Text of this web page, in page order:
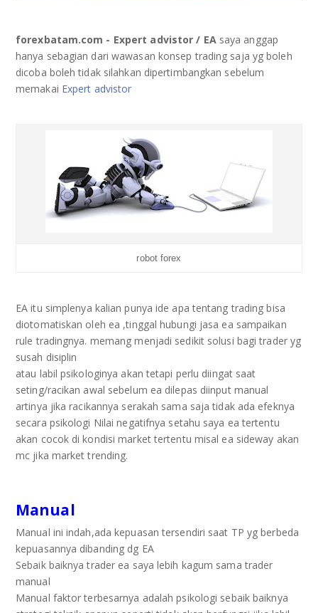
ICMARKET
HEADWAY
MEEFX
ANALISA
forexbatam.com - Expert advistor / EA saya anggap
hanya sebagian dari wawasan konsep trading saja yg boleh
dicoba boleh tidak silahkan dipertimbangkan sebelum
memakai Expert advistor
robot forex
EA itu simplenya kalian punya ide apa tentang trading bisa
diotomatiskan oleh ea ,tinggal hubungi jasa ea sampaikan
rule tradingnya. memang menjadi sedikit solusi bagi trader yg
susah disiplin
atau labil psikologinya akan tetapi perlu diingat saat
seting/racikan awal sebelum ea dilepas diinput manual
artinya jika racikannya serakah sama saja tidak ada efeknya
secara psikologi Nilai negatifnya setahu saya ea tertentu
akan cocok di kondisi market tertentu misal ea sideway akan
mc jika market trending.
Manual
Manual ini indah,ada kepuasan tersendiri saat TP yg berbeda
kepuasannya dibanding dg EA
Sebaik baiknya trader ea saya lebih kagum sama trader
manual
Manual faktor terbesarnya adalah psikologi sebaik baiknya